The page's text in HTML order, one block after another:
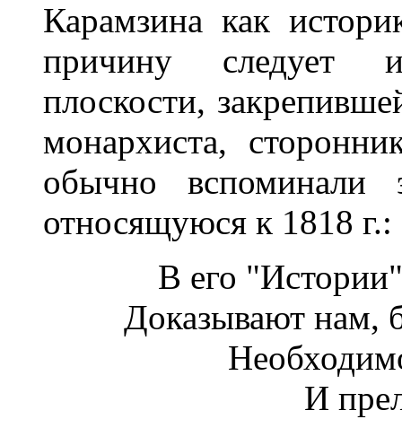
Карамзина как
причину следует
плоскости,
монархиста,
обычно
относящуюся к 1818 г.:
В его
Доказывают нам,
И